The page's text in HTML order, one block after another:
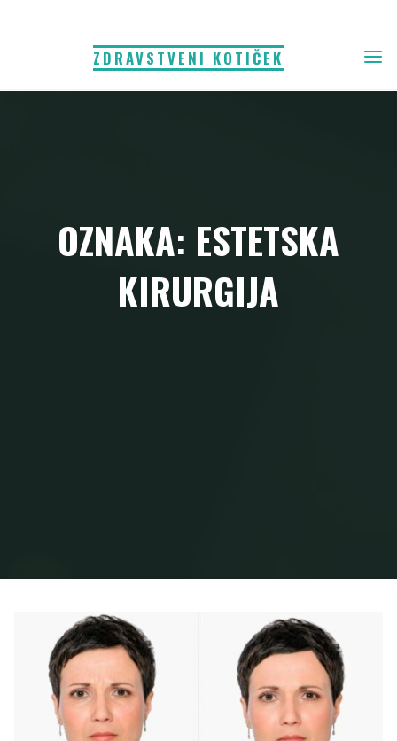
ZDRAVSTVENI KOTIČEK
OZNAKA: ESTETSKA
KIRURGIJA